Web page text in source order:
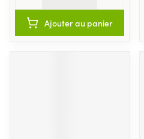
Ajouter au panier